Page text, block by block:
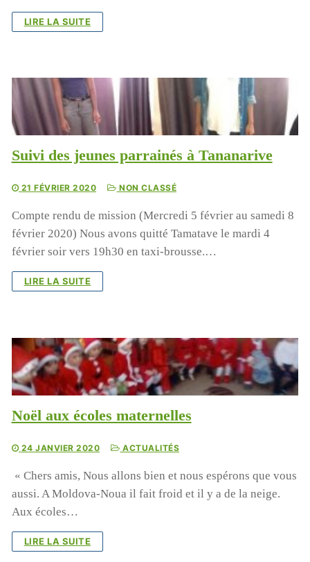
LIRE LA SUITE
Suivi des jeunes parrainés à Tananarive
21 FÉVRIER 2020 NON CLASSÉ
Compte rendu de mission (Mercredi 5 février au samedi 8
février 2020) Nous avons quitté Tamatave le mardi 4
février soir vers 19h30 en taxi-brousse.…
LIRE LA SUITE
Noël aux écoles maternelles
24 JANVIER 2020 ACTUALITÉS
« Chers amis, Nous allons bien et nous espérons que vous
aussi. A Moldova-Noua il fait froid et il y a de la neige.
Aux écoles…
LIRE LA SUITE